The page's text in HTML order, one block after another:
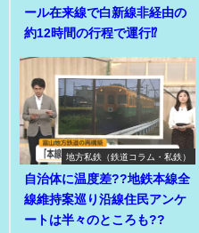
ール在来線で白新線非経由の
約12時間の行程で運行⁉
地方私鉄（鉄道コラム・私鉄）
自治体に温度差??地鉄本線全
線維持案巡り沿線住民アンケ
ートは半々のところも??